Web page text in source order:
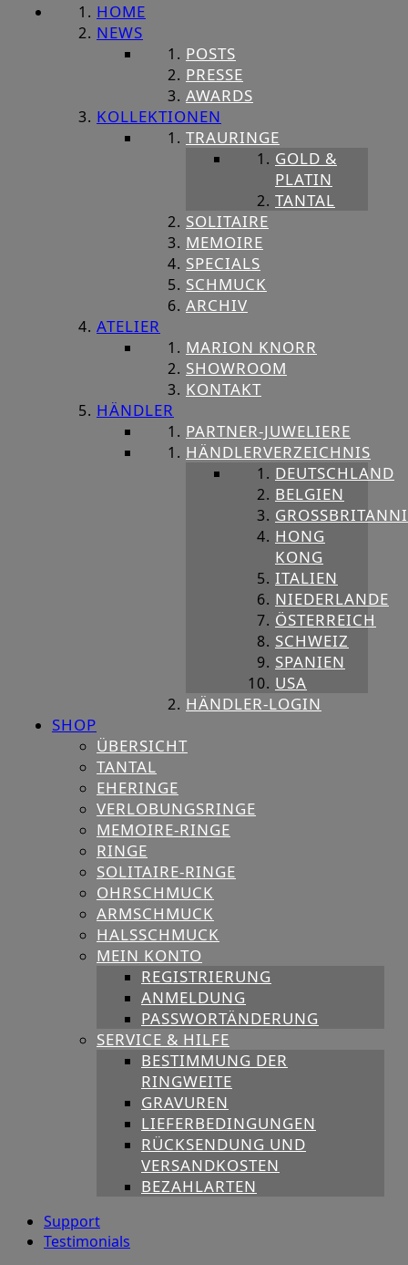
HOME
NEWS
POSTS
PRESSE
AWARDS
KOLLEKTIONEN
TRAURINGE
GOLD &
PLATIN
TANTAL
SOLITAIRE
MEMOIRE
SPECIALS
SCHMUCK
ARCHIV
ATELIER
MARION KNORR
SHOWROOM
KONTAKT
HÄNDLER
PARTNER-JUWELIERE
HÄNDLERVERZEICHNIS
DEUTSCHLAND
BELGIEN
HONG
KONG
ITALIEN
NIEDERLANDE
ÖSTERREICH
SCHWEIZ
SPANIEN
USA
HÄNDLER-LOGIN
SHOP
ÜBERSICHT
TANTAL
EHERINGE
VERLOBUNGSRINGE
MEMOIRE-RINGE
RINGE
SOLITAIRE-RINGE
OHRSCHMUCK
ARMSCHMUCK
HALSSCHMUCK
MEIN KONTO
REGISTRIERUNG
ANMELDUNG
PASSWORTÄNDERUNG
SERVICE & HILFE
BESTIMMUNG DER
RINGWEITE
GRAVUREN
LIEFERBEDINGUNGEN
RÜCKSENDUNG UND
VERSANDKOSTEN
BEZAHLARTEN
Support
Testimonials